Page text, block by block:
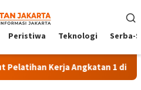
Peristiwa Teknologi Serba-
Kerja Angkatan 1 di PPKD